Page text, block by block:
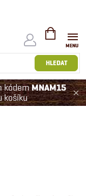
HLEDAT
NÁKUPNÍ
KOŠÍK
kódemMNAM15
košíku